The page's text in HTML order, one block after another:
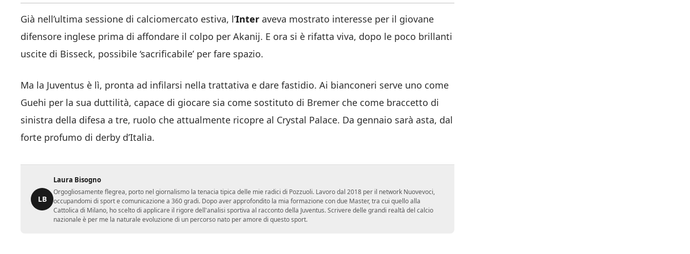
Già nell’ultima sessione di calciomercato estiva, l’Inter aveva mostrato interesse per il giovane
difensore inglese prima di affondare il colpo per Akanij. E ora si è rifatta viva, dopo le poco brillanti
uscite di Bisseck, possibile ‘sacrificabile’ per fare spazio.
Ma la Juventus è lì, pronta ad infilarsi nella trattativa e dare fastidio. Ai bianconeri serve uno come
Guehi per la sua duttilità, capace di giocare sia come sostituto di Bremer che come braccetto di
sinistra della difesa a tre, ruolo che attualmente ricopre al Crystal Palace. Da gennaio sarà asta, dal
forte profumo di derby d’Italia.
LB
Laura Bisogno
Orgogliosamente flegrea, porto nel giornalismo la tenacia tipica delle mie radici di Pozzuoli. Lavoro dal 2018 per il network Nuovevoci,
occupandomi di sport e comunicazione a 360 gradi. Dopo aver approfondito la mia formazione con due Master, tra cui quello alla
Cattolica di Milano, ho scelto di applicare il rigore dell'analisi sportiva al racconto della Juventus. Scrivere delle grandi realtà del calcio
nazionale è per me la naturale evoluzione di un percorso nato per amore di questo sport.